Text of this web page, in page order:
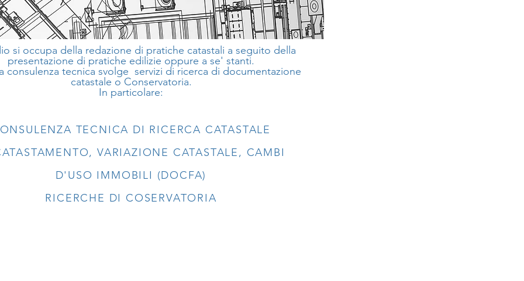
si occupa della redazione di pratiche catastali a seguito della
presentazione di pratiche edilizie oppure a se' stanti.
consulenza tecnica svolge servizi di ricerca di documentazione
catastale o Conservatoria.
In particolare:
TECNICA DI RICERCA CATASTALE
VARIAZIONE CATASTALE, CAMBI
D'USO IMMOBILI (DOCFA)
RICERCHE DI COSERVATORIA